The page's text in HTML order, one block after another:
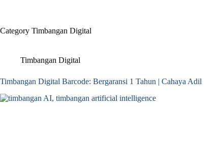
Category Timbangan Digital
Timbangan Digital
Timbangan Digital Barcode: Bergaransi 1 Tahun | Cahaya Adil